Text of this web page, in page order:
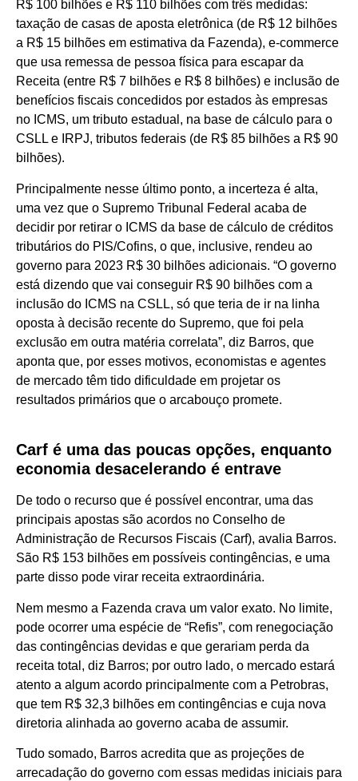
R$ 100 bilhões e R$ 110 bilhões com três medidas:
taxação de casas de aposta eletrônica (de R$ 12 bilhões
a R$ 15 bilhões em estimativa da Fazenda), e-commerce
que usa remessa de pessoa física para escapar da
Receita (entre R$ 7 bilhões e R$ 8 bilhões) e inclusão de
benefícios fiscais concedidos por estados às empresas
no ICMS, um tributo estadual, na base de cálculo para o
CSLL e IRPJ, tributos federais (de R$ 85 bilhões a R$ 90
bilhões).
Principalmente nesse último ponto, a incerteza é alta,
uma vez que o Supremo Tribunal Federal acaba de
decidir por retirar o ICMS da base de cálculo de créditos
tributários do PIS/Cofins, o que, inclusive, rendeu ao
governo para 2023 R$ 30 bilhões adicionais. “O governo
está dizendo que vai conseguir R$ 90 bilhões com a
inclusão do ICMS na CSLL, só que teria de ir na linha
oposta à decisão recente do Supremo, que foi pela
exclusão em outra matéria correlata”, diz Barros, que
aponta que, por esses motivos, economistas e agentes
de mercado têm tido dificuldade em projetar os
resultados primários que o arcabouço promete.
Carf é uma das poucas opções, enquanto
economia desacelerando é entrave
De todo o recurso que é possível encontrar, uma das
principais apostas são acordos no Conselho de
Administração de Recursos Fiscais (Carf), avalia Barros.
São R$ 153 bilhões em possíveis contingências, e uma
parte disso pode virar receita extraordinária.
Nem mesmo a Fazenda crava um valor exato. No limite,
pode ocorrer uma espécie de “Refis”, com renegociação
das contingências devidas e que gerariam perda da
receita total, diz Barros; por outro lado, o mercado estará
atento a algum acordo principalmente com a Petrobras,
que tem R$ 32,3 bilhões em contingências e cuja nova
diretoria alinhada ao governo acaba de assumir.
Tudo somado, Barros acredita que as projeções de
arrecadação do governo com essas medidas iniciais para